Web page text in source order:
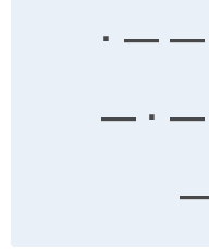
· — —
— · —